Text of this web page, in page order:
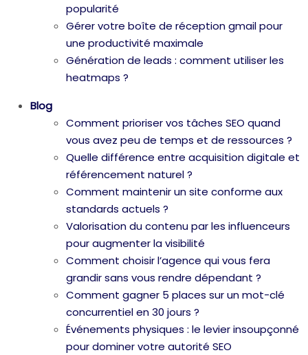
popularité
Gérer votre boîte de réception gmail pour
une productivité maximale
Génération de leads : comment utiliser les
heatmaps ?
Blog
Comment prioriser vos tâches SEO quand
vous avez peu de temps et de ressources ?
Quelle différence entre acquisition digitale et
référencement naturel ?
Comment maintenir un site conforme aux
standards actuels ?
Valorisation du contenu par les influenceurs
pour augmenter la visibilité
Comment choisir l’agence qui vous fera
grandir sans vous rendre dépendant ?
Comment gagner 5 places sur un mot-clé
concurrentiel en 30 jours ?
Événements physiques : le levier insoupçonné
pour dominer votre autorité SEO